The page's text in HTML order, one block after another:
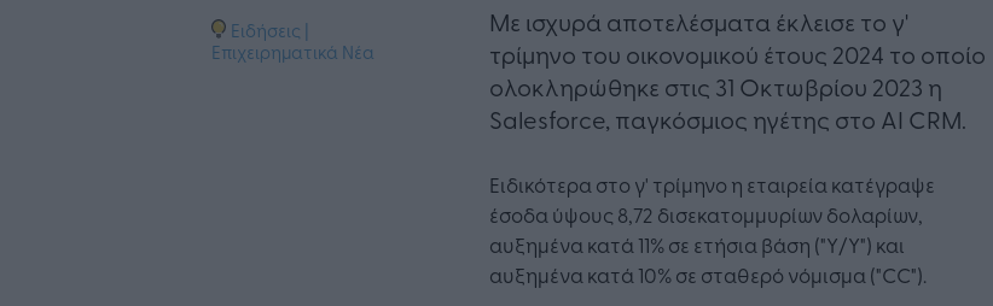
Ειδήσεις |
Επιχειρηματικά Νέα
Με ισχυρά αποτελέσματα έκλεισε το γ'
τρίμηνο του οικονομικού έτους 2024 το οποίο
ολοκληρώθηκε στις 31 Οκτωβρίου 2023 η
Salesforce, παγκόσμιος ηγέτης στο AI CRM.
Ειδικότερα στο γ' τρίμηνο η εταιρεία κατέγραψε
έσοδα ύψους 8,72 δισεκατομμυρίων δολαρίων,
αυξημένα κατά 11% σε ετήσια βάση ("Y/Y") και
αυξημένα κατά 10% σε σταθερό νόμισμα ("CC").